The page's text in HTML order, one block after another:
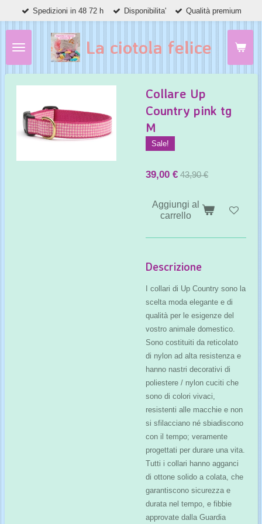
principale
La ciotola felice
Spedizioni in 48 72 h Disponibilita' Qualità premium
Collare Up
Country pink tg
M
Sale!
39,00 € 43,90 €
Aggiungi al
carrello
Descrizione
I collari di Up Country sono la
scelta moda elegante e di
qualità per le esigenze del
vostro animale domestico.
Sono costituiti da reticolato
di nylon ad alta resistenza e
hanno nastri decorativi di
poliestere / nylon cuciti che
sono di colori vivaci,
resistenti alle macchie e non
si sfilacciano né sbiadiscono
con il tempo; veramente
progettati per durare una vita.
Tutti i collari hanno agganci
di ottone solido a colata, che
garantiscono sicurezza e
durata nel tempo, e fibbie
approvate dalla Guardia